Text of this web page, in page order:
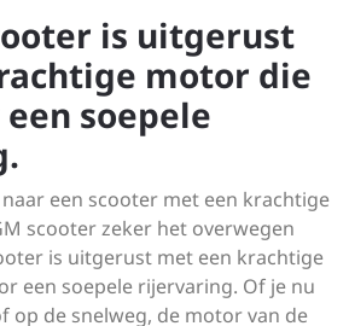
is uitgerust
motor die
soepele
een scooter met een krachtige
scooter zeker het overwegen
is uitgerust met een krachtige
een soepele rijervaring. Of je nu
op de snelweg, de motor van de